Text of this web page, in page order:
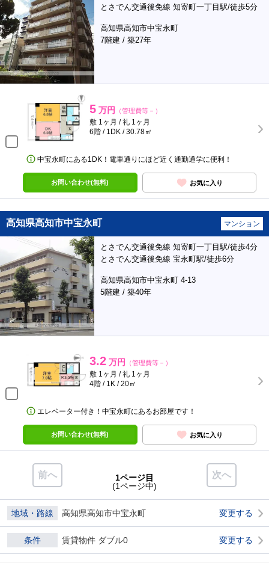
とさでん交通後免線 知寄町一丁目駅/徒歩5分
高知県高知市中宝永町
7階建 / 築27年
5 万円 （管理費等－）
敷 1ヶ月 / 礼 1ヶ月
6階 / 1DK / 30.78㎡
中宝永町にある1DK！電車通りにほど近く通勤通学に便利！
お問い合わせ(無料) お気に入り
高知県高知市中宝永町 マンション
とさでん交通後免線 知寄町一丁目駅/徒歩4分
とさでん交通後免線 宝永町駅/徒歩6分
高知県高知市中宝永町 4-13
5階建 / 築40年
3.2 万円 （管理費等－）
敷 1ヶ月 / 礼 1ヶ月
4階 / 1K / 20㎡
エレベーター付き！中宝永町にあるお部屋です！
お問い合わせ(無料) お気に入り
前へ 次へ
1ページ目
(1ページ中)
地域・路線 高知県高知市中宝永町 変更する
条件 賃貸物件 ダブル0 変更する